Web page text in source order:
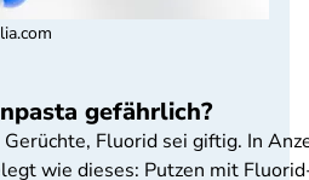
gefährlich?
Gerüchte, Fluorid sei giftig. In
wie dieses: Putzen mit